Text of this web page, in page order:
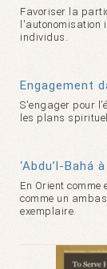
Favoriser la
l'autonomisation
individus.
Engagement
S'engager pour
les plans
‘Abdu’l-Bahá
En Orient comme
comme un
exemplaire.